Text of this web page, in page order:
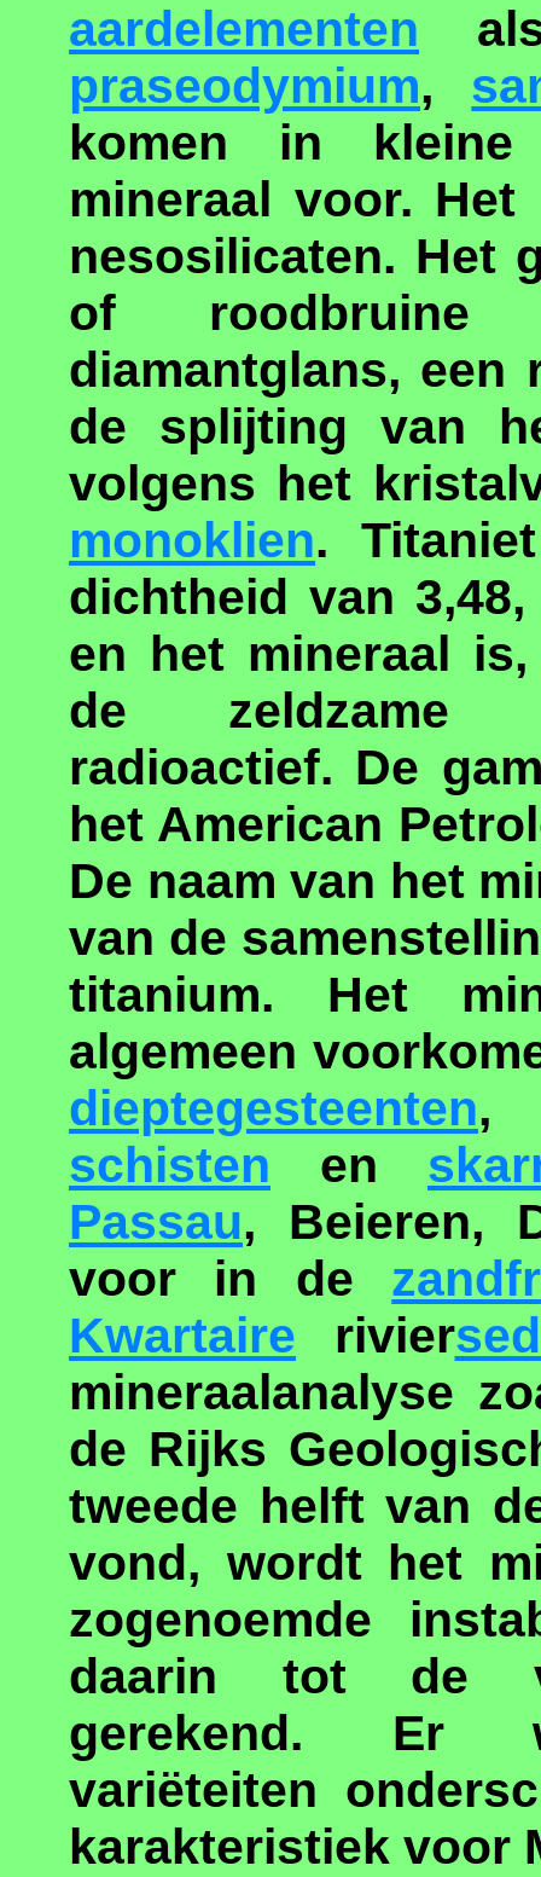
aardelementen
praseodymium,
komen in
mineraal voor.
nesosilicaten. Het
of
diamantglans, een
de splijting van
volgens het
monoklien.
dichtheid van
en het mineraal
de zeldzame
radioactief. De
het American
De naam van het
van de
titanium. Het
algemeen
dieptegesteenten
schisten en
Passau, Beieren,
voor in de
Kwartaire rivier
mineraalanalyse
de Rijks
tweede helft van
vond, wordt het
zogenoemde
daarin tot de
gerekend. Er
variëteiten
karakteristiek voor